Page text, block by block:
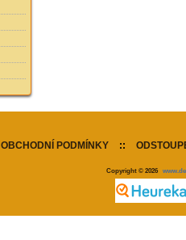
OBCHODNÍ PODMÍNKY ::
Copyright © 2026